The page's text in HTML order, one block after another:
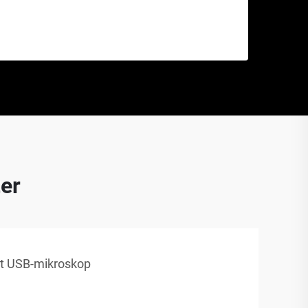
USB-mikroskop